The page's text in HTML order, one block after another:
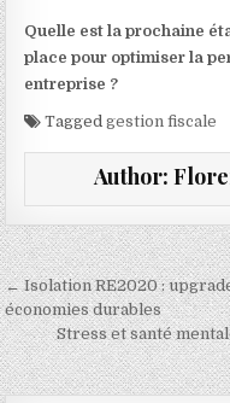
Quelle est la prochaine
place pour optimiser la
entreprise ?
Taggedgestion fiscale
Author:
Navigation de
← Isolation RE2020 :
économies durables
Stress et santé